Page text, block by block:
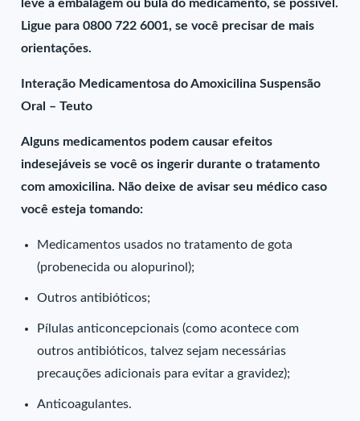
leve a embalagem ou bula do medicamento, se possível.
Ligue para 0800 722 6001, se você precisar de mais
orientações.
Interação Medicamentosa do Amoxicilina Suspensão
Oral – Teuto
Alguns medicamentos podem causar efeitos
indesejáveis se você os ingerir durante o tratamento
com amoxicilina. Não deixe de avisar seu médico caso
você esteja tomando:
Medicamentos usados no tratamento de gota
(probenecida ou alopurinol);
Outros antibióticos;
Pílulas anticoncepcionais (como acontece com
outros antibióticos, talvez sejam necessárias
precauções adicionais para evitar a gravidez);
Anticoagulantes.